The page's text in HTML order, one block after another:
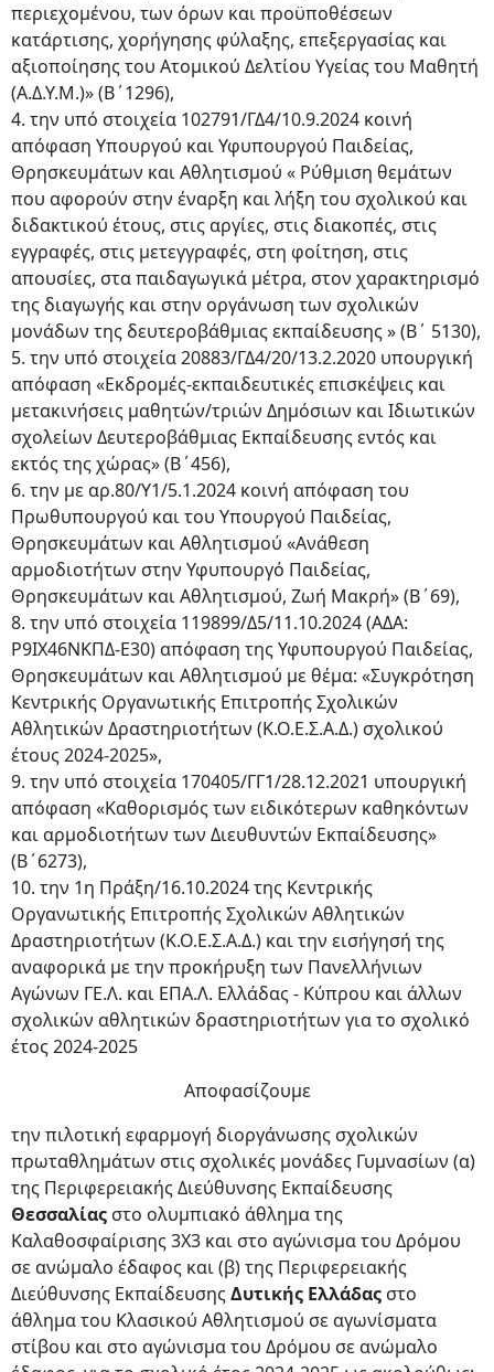
περιεχομένου, των όρων και προϋποθέσεων
κατάρτισης, χορήγησης φύλαξης, επεξεργασίας και
αξιοποίησης του Ατομικού Δελτίου Υγείας του Μαθητή
(Α.Δ.Υ.Μ.)» (Β΄1296),
4. την υπό στοιχεία 102791/ΓΔ4/10.9.2024 κοινή
απόφαση Υπουργού και Υφυπουργού Παιδείας,
Θρησκευμάτων και Αθλητισμού « Ρύθμιση θεμάτων
που αφορούν στην έναρξη και λήξη του σχολικού και
διδακτικού έτους, στις αργίες, στις διακοπές, στις
εγγραφές, στις μετεγγραφές, στη φοίτηση, στις
απουσίες, στα παιδαγωγικά μέτρα, στον χαρακτηρισμό
της διαγωγής και στην οργάνωση των σχολικών
μονάδων της δευτεροβάθμιας εκπαίδευσης » (Β΄ 5130),
5. την υπό στοιχεία 20883/ΓΔ4/20/13.2.2020 υπουργική
απόφαση «Εκδρομές-εκπαιδευτικές επισκέψεις και
μετακινήσεις μαθητών/τριών Δημόσιων και Ιδιωτικών
σχολείων Δευτεροβάθμιας Εκπαίδευσης εντός και
εκτός της χώρας» (Β΄456),
6. την με αρ.80/Υ1/5.1.2024 κοινή απόφαση του
Πρωθυπουργού και του Υπουργού Παιδείας,
Θρησκευμάτων και Αθλητισμού «Ανάθεση
αρμοδιοτήτων στην Υφυπουργό Παιδείας,
Θρησκευμάτων και Αθλητισμού, Ζωή Μακρή» (Β΄69),
8. την υπό στοιχεία 119899/Δ5/11.10.2024 (ΑΔΑ:
Ρ9ΙΧ46ΝΚΠΔ-Ε30) απόφαση της Υφυπουργού Παιδείας,
Θρησκευμάτων και Αθλητισμού με θέμα: «Συγκρότηση
Κεντρικής Οργανωτικής Επιτροπής Σχολικών
Αθλητικών Δραστηριοτήτων (Κ.Ο.Ε.Σ.Α.Δ.) σχολικού
έτους 2024-2025»,
9. την υπό στοιχεία 170405/ΓΓ1/28.12.2021 υπουργική
απόφαση «Καθορισμός των ειδικότερων καθηκόντων
και αρμοδιοτήτων των Διευθυντών Εκπαίδευσης»
(Β΄6273),
10. την 1η Πράξη/16.10.2024 της Κεντρικής
Οργανωτικής Επιτροπής Σχολικών Αθλητικών
Δραστηριοτήτων (Κ.Ο.Ε.Σ.Α.Δ.) και την εισήγησή της
αναφορικά με την προκήρυξη των Πανελλήνιων
Αγώνων ΓΕ.Λ. και ΕΠΑ.Λ. Ελλάδας - Κύπρου και άλλων
σχολικών αθλητικών δραστηριοτήτων για το σχολικό
έτος 2024-2025
Αποφασίζουμε
την πιλοτική εφαρμογή διοργάνωσης σχολικών
πρωταθλημάτων στις σχολικές μονάδες Γυμνασίων (α)
της Περιφερειακής Διεύθυνσης Εκπαίδευσης
Θεσσαλίας στο ολυμπιακό άθλημα της
Καλαθοσφαίρισης 3Χ3 και στο αγώνισμα του Δρόμου
σε ανώμαλο έδαφος και (β) της Περιφερειακής
Διεύθυνσης ΕκπαίδευσηςΔυτικής Ελλάδας στο
άθλημα του Κλασικού Αθλητισμού σε αγωνίσματα
στίβου και στο αγώνισμα του Δρόμου σε ανώμαλο